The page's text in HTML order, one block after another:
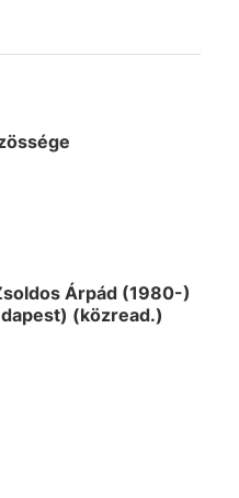
Árpád (1980-)
(közread.)